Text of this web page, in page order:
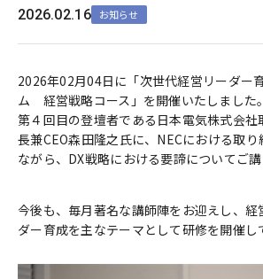
2026.02.16 お知らせ
2026年02月04日に「次世代経営リーダー
ム 経営戦略コース」を開催いたしました。
第４回目の登壇者である日本電気株式会
長兼CEO森田隆之氏に、NECにおける取
ながら、DX戦略における要諦についてご講
今後も、毎月著名な講師陣をお迎えし、経
ダー育成を主なテーマとして研修を開催し